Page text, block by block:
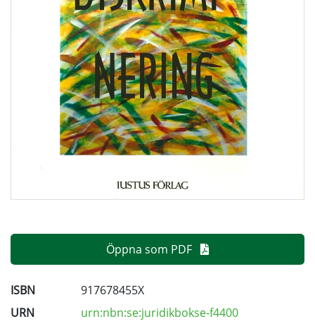
Öppna som PDF
ISBN
917678455X
URN
urn:nbn:se:juridikbokse-f4400